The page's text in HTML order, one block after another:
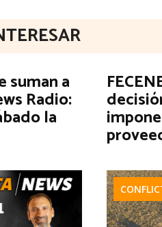
suman a
Radio:
la